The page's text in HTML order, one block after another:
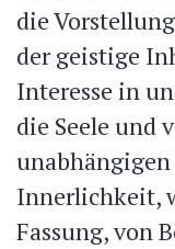
die
der geistige
Interesse in
die Seele und
Innerlichkeit,
Fassung, von